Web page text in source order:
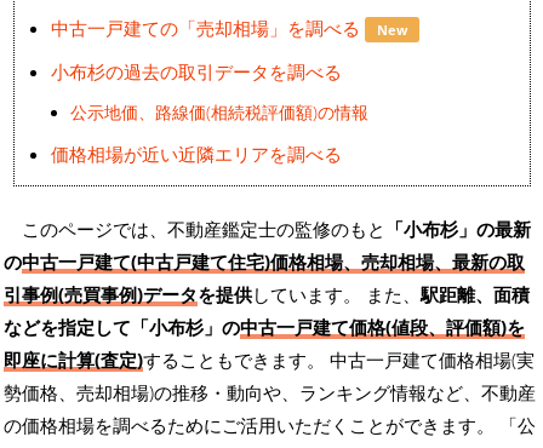
中古一戸建ての「売却相場」を調べる New
小布杉の過去の取引データを調べる
公示地価、路線価(相続税評価額)の情報
価格相場が近い近隣エリアを調べる
このページでは、不動産鑑定士の監修のもと 「小布杉」の最新
の中古一戸建て(中古戸建て住宅)価格相場、売却相場、最新の取
引事例(売買事例)データを提供しています。 また、駅距離、面積
などを指定して「小布杉」の中古一戸建て価格(値段、評価額)を
即座に計算(査定)することもできます。 中古一戸建て価格相場(実
勢価格、売却相場)の推移・動向や、ランキング情報など、不動産
の価格相場を調べるためにご活用いただくことができます。
「公